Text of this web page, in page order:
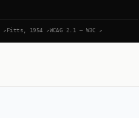
↗ Fitts, 1954 ↗WCAG 2.1 — W3C ↗